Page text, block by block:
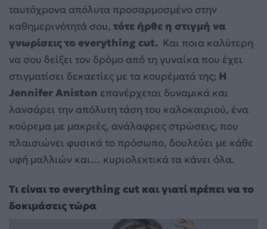
ταυτόχρονα απόλυτα προσαρμοσμένο στην
καθημερινότητά σου, τότε ήρθε η στιγμή να
γνωρίσεις το everything cut. Και ποια καλύτερη
να σου δείξει τον δρόμο από τη γυναίκα που έχει
στιγματίσει δεκαετίες με τα κουρέματά της; Η
Jennifer Aniston επανέρχεται δυναμικά και
λανσάρει την απόλυτη τάση του καλοκαιριού, ένα
κούρεμα με μακριές, ανάλαφρες στρώσεις, που
πλαισιώνει φυσικά το πρόσωπο, δουλεύει με κάθε
υφή μαλλιών και… κυριολεκτικά τα κάνει όλα.
Τι είναι το everything cut και γιατί πρέπει να το
δοκιμάσεις τώρα